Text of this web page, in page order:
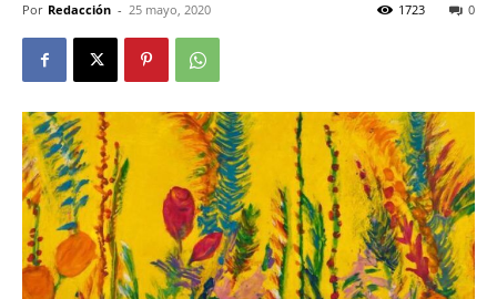
Por Redacción - 25 mayo, 2020 0
1723